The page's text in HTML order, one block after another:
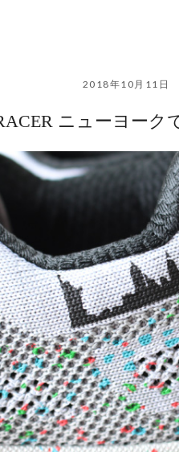
2018年10月11日
ニューヨーク